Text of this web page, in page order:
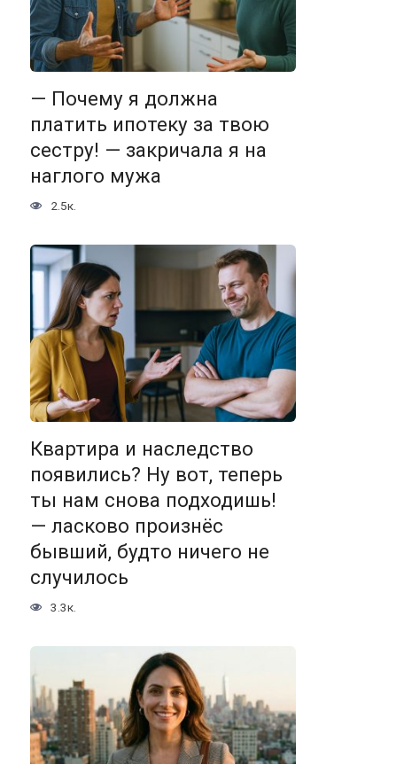
— Почему я должна
платить ипотеку за твою
сестру! — закричала я на
наглого мужа
2.5к.
Квартира и наследство
появились? Ну вот, теперь
ты нам снова подходишь!
— ласково произнёс
бывший, будто ничего не
случилось
3.3к.